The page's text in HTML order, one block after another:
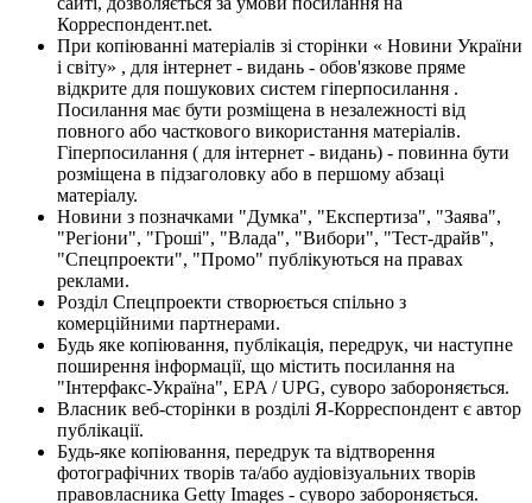
Корреспондент.net.
При копіюванні матеріалів зі сторінки « Новини України
і світу» , для інтернет - видань - обов'язкове пряме
відкрите для пошукових систем гіперпосилання .
Посилання має бути розміщена в незалежності від
повного або часткового використання матеріалів.
Гіперпосилання ( для інтернет - видань) - повинна бути
розміщена в підзаголовку або в першому абзаці
матеріалу.
Новини з позначками "Думка", "Експертиза", "Заява",
"Регіони", "Гроші", "Влада", "Вибори", "Тест-драйв",
"Спецпроекти", "Промо" публікуються на правах
реклами.
Розділ Спецпроекти створюється спільно з
комерційними партнерами.
Будь яке копіювання, публікація, передрук, чи наступне
поширення інформації, що містить посилання на
"Інтерфакс-Україна", EPA / UPG, суворо забороняється.
Власник веб-сторінки в розділі Я-Корреспондент є автор
публікації.
Будь-яке копіювання, передрук та відтворення
фотографічних творів та/або аудіовізуальних творів
правовласника Getty Images - суворо забороняється.